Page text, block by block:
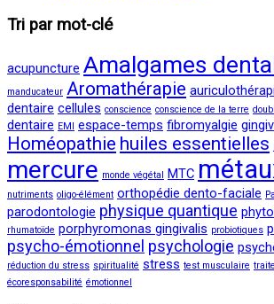
Tri par mot-clé
acupuncture Amalgames
manducateur Aromathérapie
dentaire cellules conscience conscience de la terre
dentaire EMI espace-temps fibromyalgie
Homéopathie huiles essentielles
mercure monde végétal MTC
nutriments oligo-élément orthopédie dento-faciale
parodontologie physique quantique
rhumatoïde porphyromonas gingivalis probiotiques
psycho-émotionnel psychologie
réduction du stress spiritualité stress test musculaire
écoresponsabilité émotionnel